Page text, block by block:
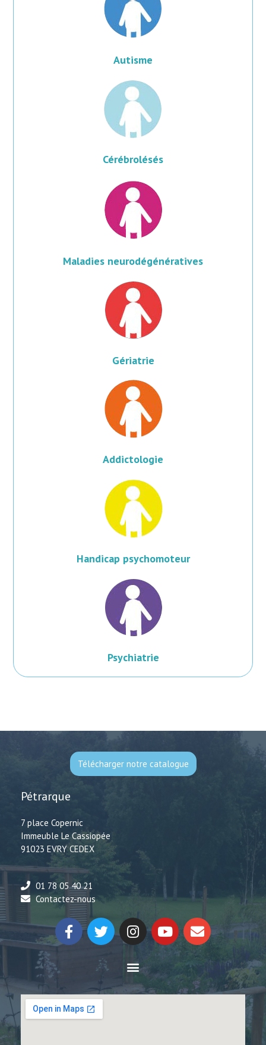
Autisme
Cérébrolésés​
Maladies neurodégénératives​
Gériatrie
Addictologie
Handicap psychomoteur
Psychiatrie
Télécharger notre catalogue
Pétrarque
7 place Copernic
Immeuble Le Cassiopée
91023 EVRY CEDEX
01 78 05 40 21
Contactez-nous